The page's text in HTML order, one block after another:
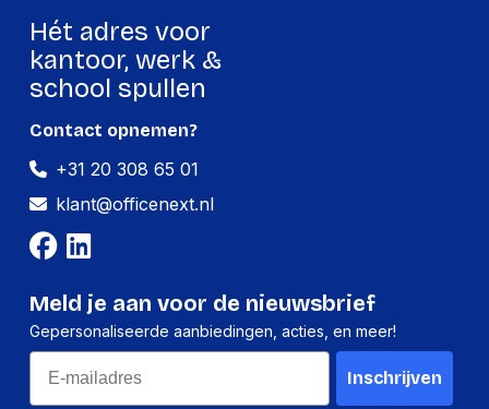
Hét adres voor
kantoor, werk &
school spullen
Contact opnemen?
+31 20 308 65 01
klant@officenext.nl
Meld je aan voor de nieuwsbrief
Gepersonaliseerde aanbiedingen, acties, en meer!
Email
Inschrijven